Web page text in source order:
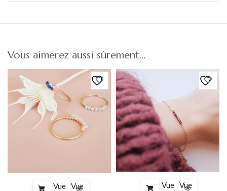
Vous aimerez aussi sûrement…
Vue Vue
Vue Vue